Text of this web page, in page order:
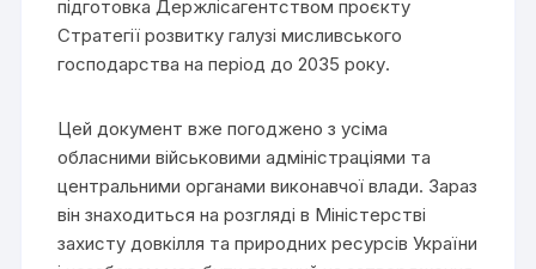
підготовка Держлісагентством проєкту
Стратегії розвитку галузі мисливського
господарства на період до 2035 року.
Цей документ вже погоджено з усіма
обласними військовими адміністраціями та
центральними органами виконавчої влади. Зараз
він знаходиться на розгляді в Міністерстві
захисту довкілля та природних ресурсів України